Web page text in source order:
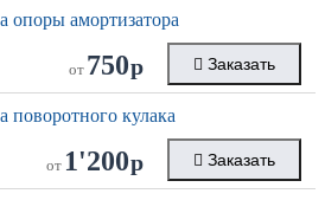
опоры амортизатора
от 750р Заказать
поворотного кулака
от 1'200р Заказать